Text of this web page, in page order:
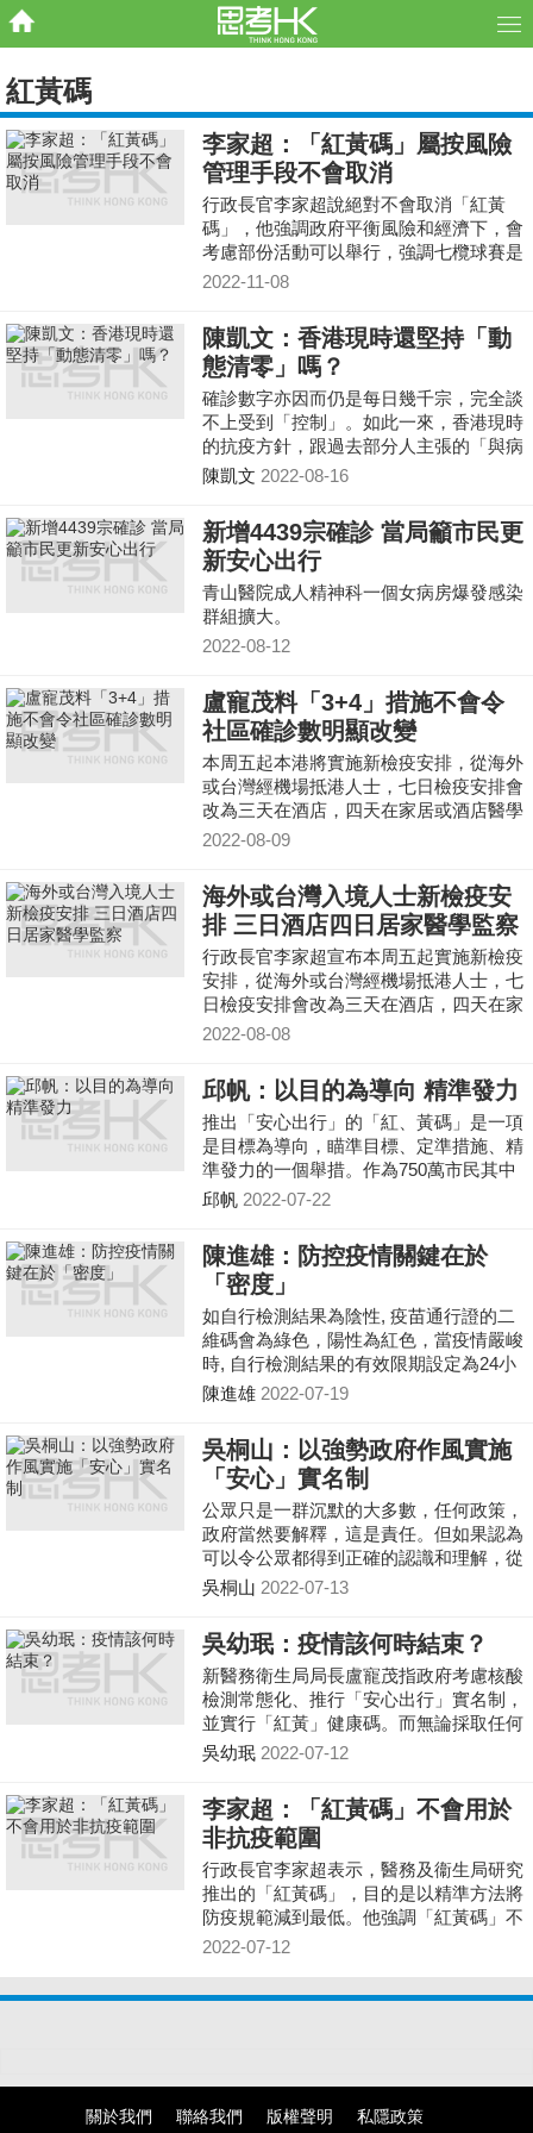
紅黃碼
李家超：「紅黃碼」屬按風險
管理手段不會取消
行政長官李家超說絕對不會取消「紅黃
碼」，他強調政府平衡風險和經濟下，會
考慮部份活動可以舉行，強調七欖球賽是
成功例子，可見香港已再踏入國際舞台。
2022-11-08
陳凱文：香港現時還堅持「動
態清零」嗎？
確診數字亦因而仍是每日幾千宗，完全談
不上受到「控制」。如此一來，香港現時
的抗疫方針，跟過去部分人主張的「與病
毒共存」，究竟分別在哪？
陳凱文 2022-08-16
新增4439宗確診 當局籲市民更
新安心出行
青山醫院成人精神科一個女病房爆發感染
群組擴大。
2022-08-12
盧寵茂料「3+4」措施不會令
社區確診數明顯改變
本周五起本港將實施新檢疫安排，從海外
或台灣經機場抵港人士，七日檢疫安排會
改為三天在酒店，四天在家居或酒店醫學
監察。
2022-08-09
海外或台灣入境人士新檢疫安
排 三日酒店四日居家醫學監察
行政長官李家超宣布本周五起實施新檢疫
安排，從海外或台灣經機場抵港人士，七
日檢疫安排會改為三天在酒店，四天在家
居或酒店醫學監察。
2022-08-08
邱帆：以目的為導向 精準發力
推出「安心出行」的「紅、黃碼」是一項
是目標為導向，瞄準目標、定準措施、精
準發力的一個舉措。作為750萬市民其中
之一，我們應該積極配合政府的措施。
邱帆 2022-07-22
陳進雄：防控疫情關鍵在於
「密度」
如自行檢測結果為陰性, 疫苗通行證的二
維碼會為綠色，陽性為紅色，當疫情嚴峻
時, 自行檢測結果的有效限期設定為24小
時, 過期時會轉為黃色, 被禁止進入到高危
陳進雄 2022-07-19
吳桐山：以強勢政府作風實施
「安心」實名制
公眾只是一群沉默的大多數，任何政策，
政府當然要解釋，這是責任。但如果認為
可以令公眾都得到正確的認識和理解，從
而發自真心地支持政策，古今中外沒有一
吳桐山 2022-07-13
吳幼珉：疫情該何時結束？
新醫務衛生局局長盧寵茂指政府考慮核酸
檢測常態化、推行「安心出行」實名制，
並實行「紅黃」健康碼。而無論採取任何
措施，能改善香港疫情的措施都值得歡
吳幼珉 2022-07-12
李家超：「紅黃碼」不會用於
非抗疫範圍
行政長官李家超表示，醫務及衞生局研究
推出的「紅黃碼」，目的是以精準方法將
防疫規範減到最低。他強調「紅黃碼」不
會成為疫情以外的政治工具，「紅黃碼」
2022-07-12
關於我們 聯絡我們 版權聲明 私隱政策